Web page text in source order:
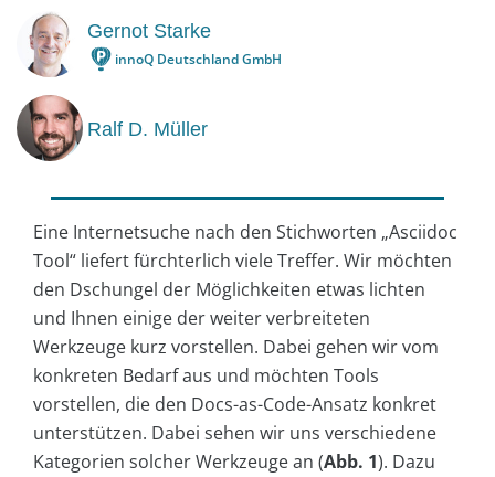
Gernot Starke
innoQ Deutschland GmbH
Ralf D. Müller
Eine Internetsuche nach den Stichworten „Asciidoc
Tool“ liefert fürchterlich viele Treffer. Wir möchten
den Dschungel der Möglichkeiten etwas lichten
und Ihnen einige der weiter verbreiteten
Werkzeuge kurz vorstellen. Dabei gehen wir vom
konkreten Bedarf aus und möchten Tools
vorstellen, die den Docs-as-Code-Ansatz konkret
unterstützen. Dabei sehen wir uns verschiedene
Kategorien solcher Werkzeuge an (Abb. 1). Dazu